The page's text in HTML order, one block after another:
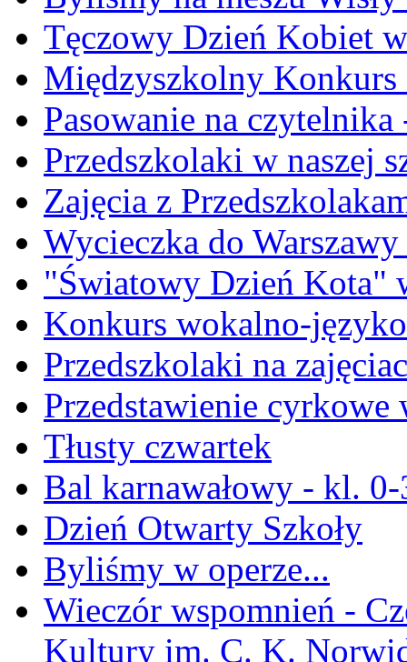
Tęczowy Dzień Kobiet
Międzyszkolny
Pasowanie na czytelnika
Przedszkolaki w naszej
Zajęcia z
Wycieczka do
"Światowy Dzień Kota"
Konkurs wokalno-
Przedszkolaki na
Przedstawienie cyrkowe
Tłusty czwartek
Bal karnawałowy - kl.
Dzień Otwarty Szkoły
Byliśmy w operze...
Wieczór wspomnień -
Kultury im. C. K.